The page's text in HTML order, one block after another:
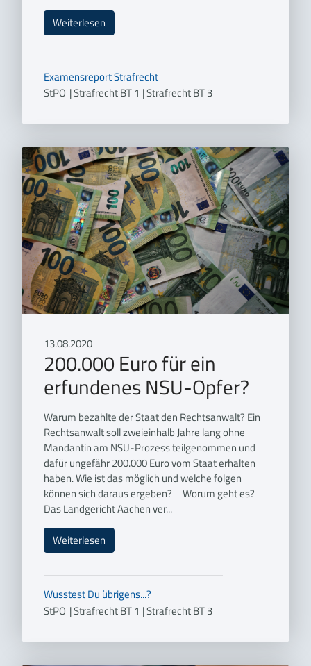
Weiterlesen
ExamensreportStrafrecht
StPO |Strafrecht BT 1 |Strafrecht BT 3
13.08.2020
200.000 Euro für ein
erfundenes NSU-Opfer?
Warum bezahlte der Staat den Rechtsanwalt? Ein
Rechtsanwalt soll zweieinhalb Jahre lang ohne
Mandantin am NSU-Prozess teilgenommen und
dafür ungefähr 200.000 Euro vom Staat erhalten
haben. Wie ist das möglich und welche folgen
können sich daraus ergeben? Worum geht es?
Das Landgericht Aachen ver...
Weiterlesen
Wusstest Du übrigens...?
StPO |Strafrecht BT 1 |Strafrecht BT 3